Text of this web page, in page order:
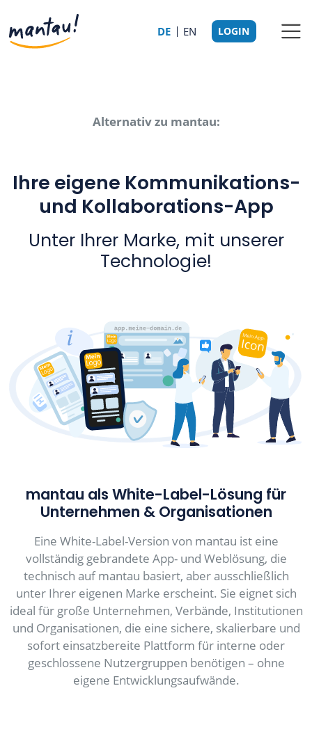
DE EN LOGIN
Alternativ zu mantau:
Ihre eigene Kommunikations-
und Kollaborations-App
Unter Ihrer Marke, mit unserer
Technologie!
mantau als White-Label-Lösung für
Unternehmen & Organisationen
Eine White-Label-Version von mantau ist eine
vollständig gebrandete App- und Weblösung, die
technisch auf mantau basiert, aber ausschließlich
unter Ihrer eigenen Marke erscheint. Sie eignet sich
ideal für große Unternehmen, Verbände, Institutionen
und Organisationen, die eine sichere, skalierbare und
sofort einsatzbereite Plattform für interne oder
geschlossene Nutzergruppen benötigen – ohne
eigene Entwicklungsaufwände.